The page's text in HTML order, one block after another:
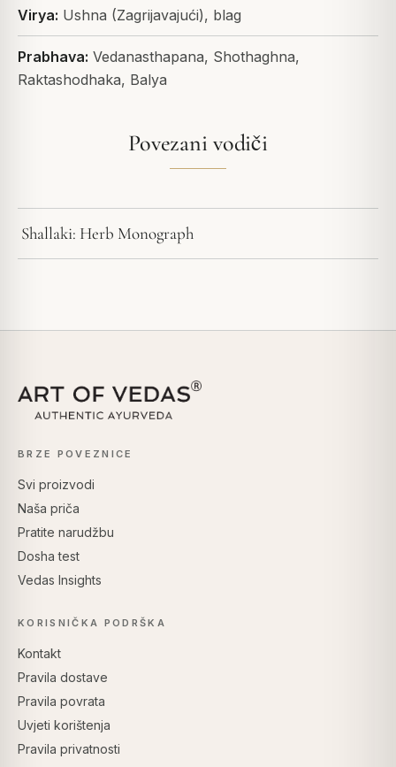
Virya: Ushna (Zagrijavajući), blag
Prabhava: Vedanasthapana, Shothaghna,
Raktashodhaka, Balya
Povezani vodiči
Shallaki: Herb Monograph
BRZE POVEZNICE
Svi proizvodi
Naša priča
Pratite narudžbu
Dosha test
Vedas Insights
KORISNIČKA PODRŠKA
Kontakt
Pravila dostave
Pravila povrata
Uvjeti korištenja
Pravila privatnosti